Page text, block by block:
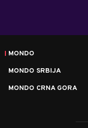
MONDO
MONDO SRBIJA
MONDO CRNA GORA